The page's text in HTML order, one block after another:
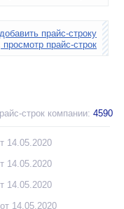
добавить прайс-строку
просмотр прайс-строк
строк компании: 4590
14.05.2020
14.05.2020
14.05.2020
от 14.05.2020